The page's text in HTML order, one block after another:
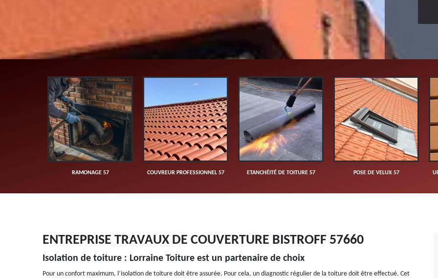
RAMONAGE 57 COUVREUR PROFESSIONNEL 57 ETANCHÉITÉ DE TOITURE 57 POSE DE VELUX 57
ENTREPRISE TRAVAUX DE COUVERTURE BISTROFF 57660
Isolation de toiture : Lorraine Toiture est un partenaire de choix
Pour un confort maximum, l’isolation de toiture doit être assurée. Pour cela, un diagnostic régulier de la toiture doit être effectué. Cet